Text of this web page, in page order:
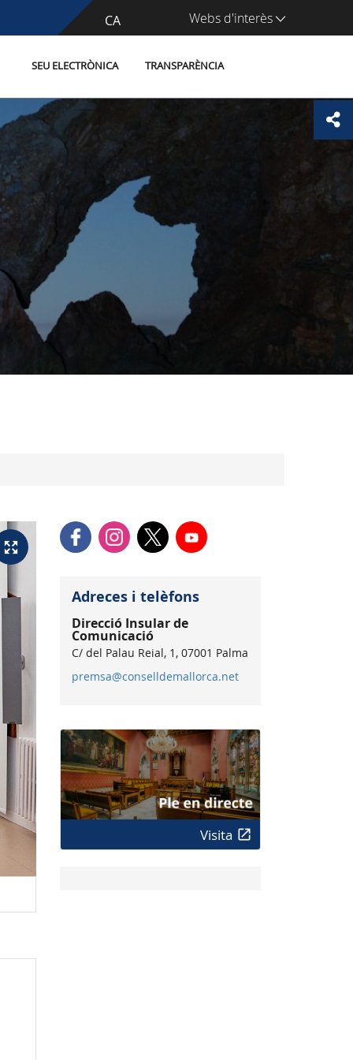
CA
ES Webs d'interès
SEU ELECTRÒNICA TRANSPARÈNCIA
Adreces i telèfons
Direcció Insular de
Comunicació
C/ del Palau Reial, 1, 07001 Palma
premsa@conselldemallorca.net
Visita